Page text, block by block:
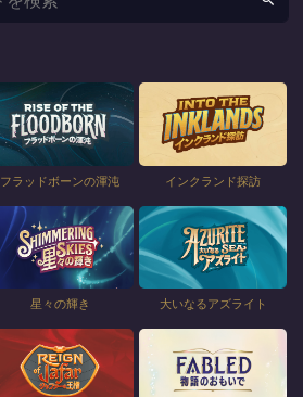
フラッドボーンの渾沌 インクランド探訪
星々の輝き 大いなるアズライト